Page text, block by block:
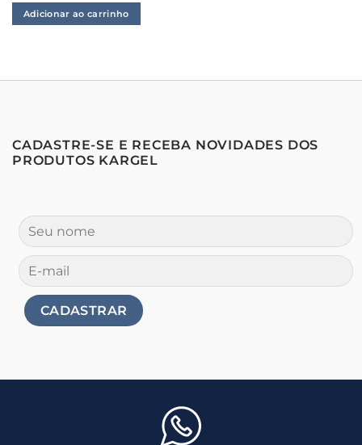
Adicionar ao carrinho
CADASTRE-SE E RECEBA NOVIDADES DOS
PRODUTOS KARGEL